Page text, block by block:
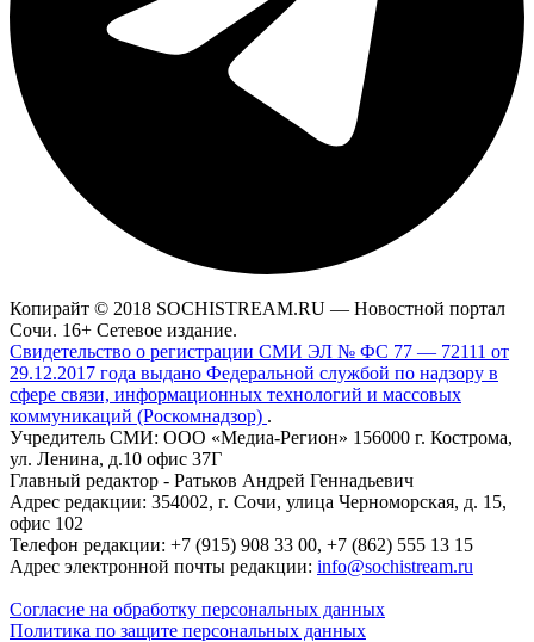
Копирайт © 2018 SOCHISTREAM.RU — Новостной портал
Сочи. 16+ Сетевое издание.
Свидетельство о регистрации СМИ ЭЛ № ФС 77 — 72111 от
29.12.2017 года выдано Федеральной службой по надзору в
сфере связи, информационных технологий и массовых
коммуникаций (Роскомнадзор) .
Учредитель СМИ: ООО «Медиа-Регион» 156000 г. Кострома,
ул. Ленина, д.10 офис 37Г
Главный редактор - Ратьков Андрей Геннадьевич
Адрес редакции: 354002, г. Сочи, улица Черноморская, д. 15,
офис 102
Телефон редакции: +7 (915) 908 33 00, +7 (862) 555 13 15
Адрес электронной почты редакции: info@sochistream.ru
Согласие на обработку персональных данных
Политика по защите персональных данных